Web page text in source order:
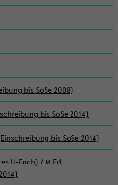
bis SoSe 2008)
bis SoSe 2014)
bis SoSe 2014)
U-Fach) / M.Ed.